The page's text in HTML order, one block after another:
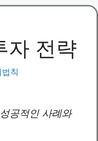
자 전략
칙
공적인 사례와